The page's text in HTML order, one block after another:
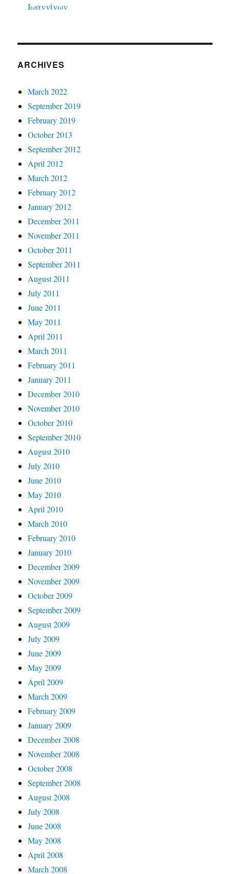
Ιωαννίνων
ARCHIVES
March 2022
September 2019
February 2019
October 2013
September 2012
April 2012
March 2012
February 2012
January 2012
December 2011
November 2011
October 2011
September 2011
August 2011
July 2011
June 2011
May 2011
April 2011
March 2011
February 2011
January 2011
December 2010
November 2010
October 2010
September 2010
August 2010
July 2010
June 2010
May 2010
April 2010
March 2010
February 2010
January 2010
December 2009
November 2009
October 2009
September 2009
August 2009
July 2009
June 2009
May 2009
April 2009
March 2009
February 2009
January 2009
December 2008
November 2008
October 2008
September 2008
August 2008
July 2008
June 2008
May 2008
April 2008
March 2008